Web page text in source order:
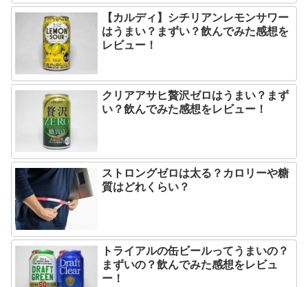
【カルディ】シチリアンレモンサワー
はうまい？まずい？飲んでみた感想を
レビュー！
クリアアサヒ贅沢ゼロはうまい？まず
い？飲んでみた感想をレビュー！
ストロングゼロは太る？カロリーや糖
質はどれくらい？
トライアルの缶ビールってうまいの？
まずいの？飲んでみた感想をレビュ
ー！